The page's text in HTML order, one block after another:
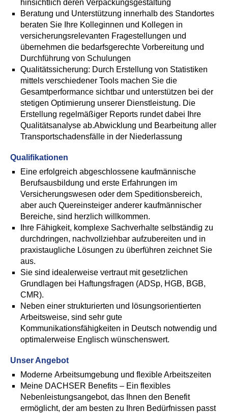
hinsichtlich deren Verpackungsgestaltung
Beratung und Unterstützung innerhalb des Standortes
beraten Sie Ihre Kolleginnen und Kollegen in
versicherungsrelevanten Fragestellungen und
übernehmen die bedarfsgerechte Vorbereitung und
Durchführung von Schulungen
Qualitätssicherung: Durch Erstellung von Statistiken
mittels verschiedener Tools machen Sie die
Gesamtperformance sichtbar und unterstützen bei der
stetigen Optimierung unserer Dienstleistung. Die
Erstellung regelmäßiger Reports rundet dabei Ihre
Qualitätsanalyse ab.Abwicklung und Bearbeitung aller
Transportschadensfälle in der Niederlassung
Qualifikationen
Eine erfolgreich abgeschlossene kaufmännische
Berufsausbildung und erste Erfahrungen im
Versicherungswesen oder dem Speditionsbereich,
aber auch Quereinsteiger anderer kaufmännischer
Bereiche, sind herzlich willkommen.
Ihre Fähigkeit, komplexe Sachverhalte selbständig zu
durchdringen, nachvollziehbar aufzubereiten und in
praxistaugliche Lösungen zu überführen zeichnet Sie
aus.
Sie sind idealerweise vertraut mit gesetzlichen
Grundlagen bei Haftungsfragen (ADSp, HGB, BGB,
CMR).
Neben einer strukturierten und lösungsorientierten
Arbeitsweise, sind sehr gute
Kommunikationsfähigkeiten in Deutsch notwendig und
optimalerweise Englisch wünschenswert.
Unser Angebot
Moderne Arbeitsumgebung und flexible Arbeitszeiten
Meine DACHSER Benefits – Ein flexibles
Nebenleistungsangebot, das Ihnen den Benefit
ermöglicht, der am besten zu Ihren Bedürfnissen passt